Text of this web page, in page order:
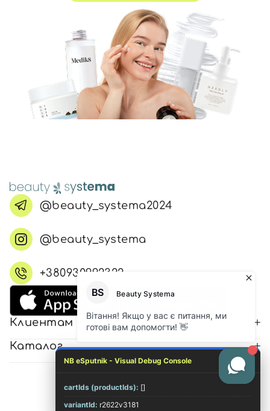
@beauty_systema2024
@beauty_systema
+380930992322
Клиентам
Каталог
© 2026 Все права защищены
NB eSputnik - Visual Debug Console
cartIds (productIds): []
variantId: r2622v3181